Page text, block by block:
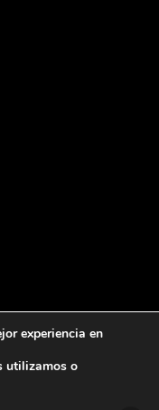
experiencia en
utilizamos o